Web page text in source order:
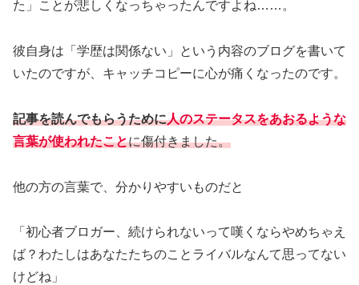
た」ことが悲しくなっちゃったんですよね……。
彼自身は「学歴は関係ない」という内容のブログを書いて
いたのですが、キャッチコピーに心が痛くなったのです。
記事を読んでもらうために人のステータスをあおるような
言葉が使われたことに傷付きました。
他の方の言葉で、分かりやすいものだと
「初心者ブロガー、続けられないって嘆くならやめちゃえ
ば？わたしはあなたたちのことライバルなんて思ってない
けどね」